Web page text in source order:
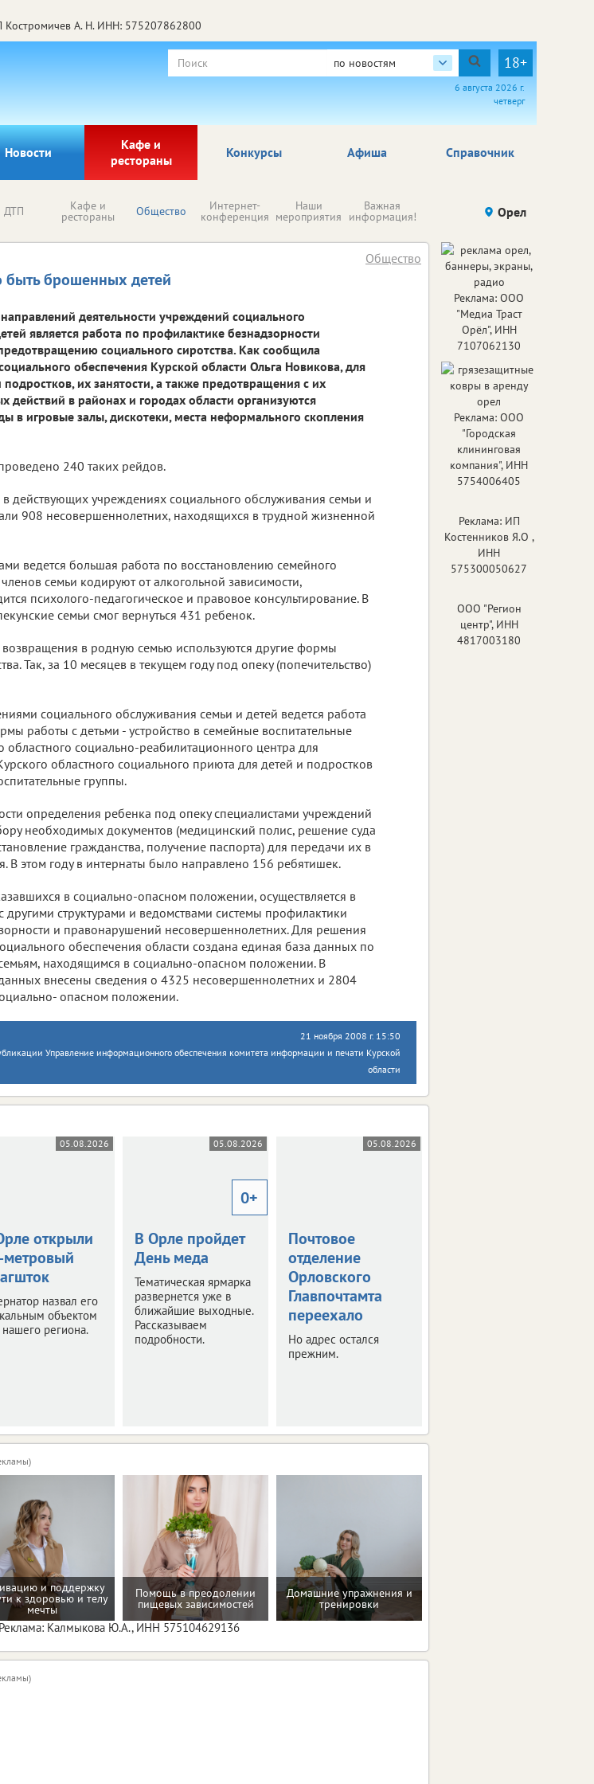
Костромичев А. Н. ИНН: 575207862800
по новостям 18+
6 августа 2026 г.
четверг
Новости
Кафе и
рестораны
Афиша Справочник
Конкурсы
ДТП Кафе и
рестораны Общество Интернет-
конференция
Наши
мероприятия
Важная
информация! Происшествия Здоровье
Орел
быть брошенных детей
Общество
деятельности учреждений социального
является работа по профилактике безнадзорности
социального сиротства. Как сообщила
обеспечения Курской области Ольга Новикова, для
их занятости, а также предотвращения с их
действий в районах и городах области организуются
в игровые залы, дискотеки, места неформального скопления
240 таких рейдов.
действующих учреждениях социального обслуживания семьи и
908 несовершеннолетних, находящихся в трудной жизненной
ведется большая работа по восстановлению семейного
семьи кодируют от алкогольной зависимости,
психолого-педагогическое и правовое консультирование. В
семьи смог вернуться 431 ребенок.
в родную семью используются другие формы
Так, за 10 месяцев в текущем году под опеку (попечительство)
социального обслуживания семьи и детей ведется работа
работы с детьми - устройство в семейные воспитательные
областного социально-реабилитационного центра для
областного социального приюта для детей и подростков
группы.
определения ребенка под опеку специалистами учреждений
необходимых документов (медицинский полис, решение суда
гражданства, получение паспорта) для передачи их в
В этом году в интернаты было направлено 156 ребятишек.
в социально-опасном положении, осуществляется в
другими структурами и ведомствами системы профилактики
и правонарушений несовершеннолетних. Для решения
обеспечения области создана единая база данных по
находящимся в социально-опасном положении. В
внесены сведения о 4325 несовершеннолетних и 2804
опасном положении.
21 ноября 2008 г. 15:50
Управление информационного обеспечения комитета информации и печати Курской
области
05.08.2026
открыли
назвал его
объектом
нашего региона.
05.08.2026
0+
В Орле пройдет
День меда
Тематическая ярмарка
развернется уже в
ближайшие выходные.
Рассказываем
подробности.
05.08.2026
Почтовое
отделение
Орловского
Главпочтамта
переехало
Но адрес остался
прежним.
и поддержку
к здоровью и телу
мечты
Помощь в преодолении
пищевых зависимостей
Домашние упражнения и
тренировки
Реклама: Калмыкова Ю.А., ИНН 575104629136
Реклама: ООО
"Медиа Траст
Орёл", ИНН
7107062130
Реклама: ООО
"Городская
клининговая
компания", ИНН
5754006405
Реклама: ИП
Костенников Я.О ,
ИНН
575300050627
ООО "Регион
центр", ИНН
4817003180